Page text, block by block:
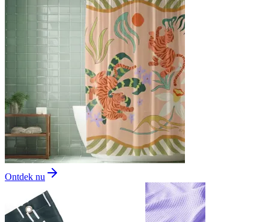
Ontdek nu